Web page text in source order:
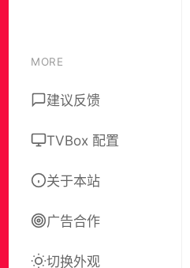
MORE
建议反馈
TVBox 配置
关于本站
广告合作
切换外观